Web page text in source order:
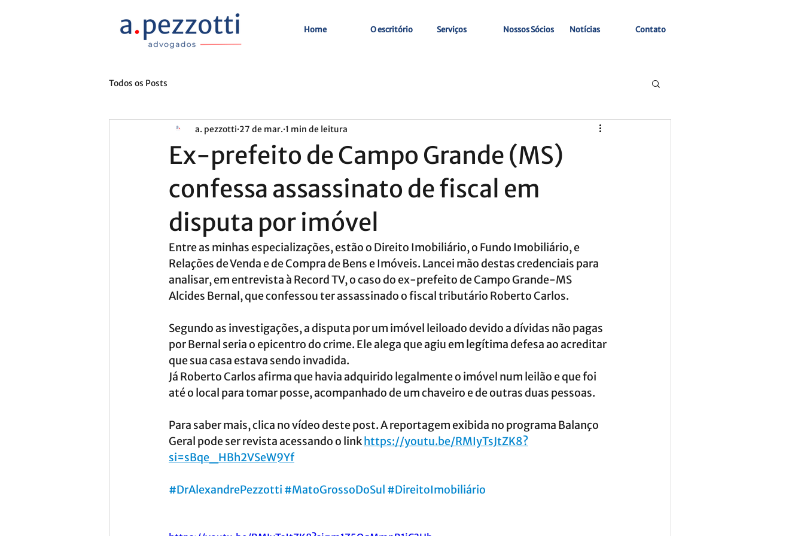
Home O escritório Serviços Nossos Sócios Notícias Contato
Todos os Posts
Ex-prefeito de Campo Grande (MS)
confessa assassinato de fiscal em
disputa por imóvel
a. pezzotti 27 de mar. 1 min de leitura
Entre as minhas especializações, estão o Direito Imobiliário, o Fundo Imobiliário, e
Relações de Venda e de Compra de Bens e Imóveis. Lancei mão destas credenciais para
analisar, em entrevista à Record TV, o caso do ex-prefeito de Campo Grande-MS
Alcides Bernal, que confessou ter assassinado o fiscal tributário Roberto Carlos.
Segundo as investigações, a disputa por um imóvel leiloado devido a dívidas não pagas
por Bernal seria o epicentro do crime. Ele alega que agiu em legítima defesa ao acreditar
que sua casa estava sendo invadida.
Já Roberto Carlos afirma que havia adquirido legalmente o imóvel num leilão e que foi
até o local para tomar posse, acompanhado de um chaveiro e de outras duas pessoas.
Para saber mais, clica no vídeo deste post. A reportagem exibida no programa Balanço
Geral pode ser revista acessando o link https://youtu.be/RMIyTsJtZK8?
si=sBqe_HBh2VSeW9Yf
#DrAlexandrePezzotti #MatoGrossoDoSul #DireitoImobiliário